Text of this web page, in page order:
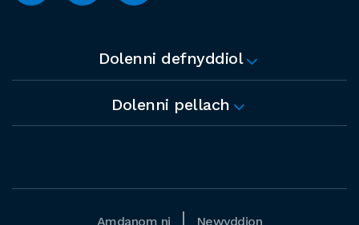
Dolenni defnyddiol
Dolenni pellach
Amdanom ni Newyddion